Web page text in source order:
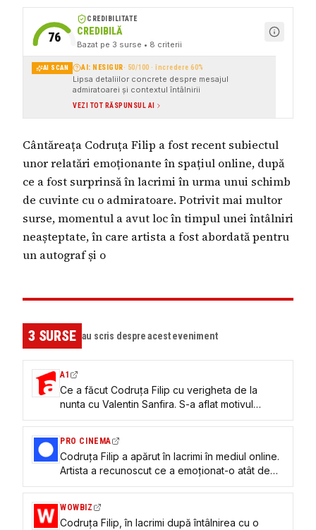
76
CREDIBILITATE
CREDIBILĂ
Bazat pe 3 surse • 8 criterii
AI SCAN AI: NESIGUR· 50/100 · încredere60%
Lipsa detaliilor concrete despre mesajul
admiratoarei și contextul întâlnirii
VEZI TOT RĂSPUNSUL AI
Cântăreața Codruța Filip a fost recent subiectul
unor relatări emoționante în spațiul online, după
ce a fost surprinsă în lacrimi în urma unui schimb
de cuvinte cu o admiratoare. Potrivit mai multor
surse, momentul a avut loc în timpul unei întâlniri
neașteptate, în care artista a fost abordată pentru
un autograf și o
3SURSE au scris despre acest eveniment
A1
Ce a făcut Codruța Filip cu verigheta de la
nunta cu Valentin Sanfira. S-a aflat motivul
pentru care a ars rochia de mireasă
PRO CINEMA
Codruța Filip a apărut în lacrimi în mediul online.
Artista a recunoscut ce a emoționat-o atât de
tare: „Nu mă pot opri”
WOWBIZ
Codruța Filip, în lacrimi după întâlnirea cu o